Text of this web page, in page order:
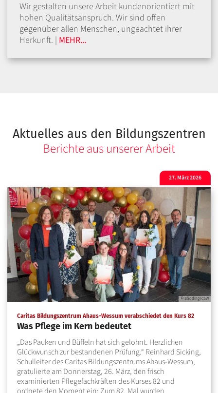
Wir gestalten unsere Arbeit kundenorientiert mit
hohen Qualitätsanspruch. Wir sind offen
gegenüber allen Menschen, ungeachtet ihrer
Herkunft. | MEHR...
Aktuelles aus den Bildungszentren
Berichte aus unserer Arbeit
© Bödding/CBW
Caritas Bildungszentrum Ahaus-Wessum verabschiedet den Kurs 82:
Was Pflege im Kern bedeutet
27. März 2026
„Das Pauken und Büffeln hat sich gelohnt. Herzlichen
Glückwunsch zur bestandenen Prüfung.“ Reinhard Sicking,
Schulleiter des Caritas Bildungszentrums Ahaus-Wessum,
gratulierte am Donnerstag, 26. März, den frisch
examinierten Pflegefachkräften des Kurses 82 und